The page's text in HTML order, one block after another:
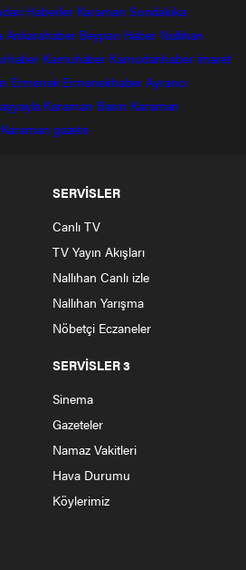
Haberler Karaman Sondakika
Ankarahaber Beyparı Haber Nallıhan
Kamuhaber Kamudanhaber imaret
Ermenek Ermenekhaber Ayrancı
Karaman Basın Karaman
Karaman gazete
SERVİSLER
Canlı TV
TV Yayın Akışları
Nallıhan Canlı izle
Nallıhan Yarışma
Nöbetçi Eczaneler
SERVİSLER 3
Sinema
Gazeteler
Namaz Vakitleri
Hava Durumu
Köylerimiz